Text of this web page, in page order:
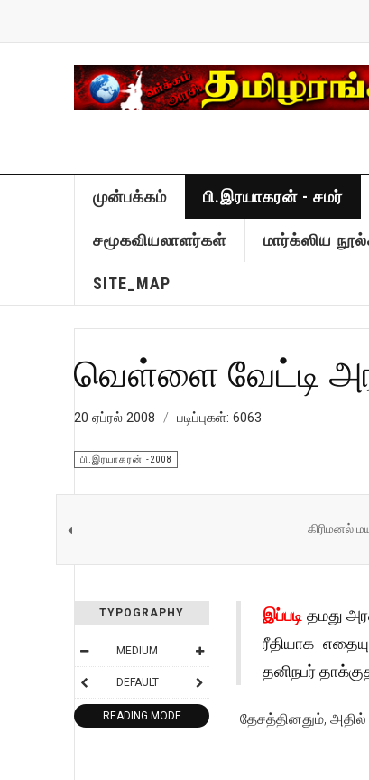
முன்பக்கம் பி.இரயாகரன் - சமர்
சமூகவியலாளர்கள் மார்க்ஸிய
SITE_MAP
வெள்ளை வேட்டி
20 ஏப்ரல் 2008 படிப்புகள்: 6063
பி.இரயாகரன் -2008
கிரிமனல்
TYPOGRAPHY
MEDIUM
DEFAULT
READING MODE
இப்படி தமது
ரீதியாக
தனிநபர்
தேசத்தினதும்,